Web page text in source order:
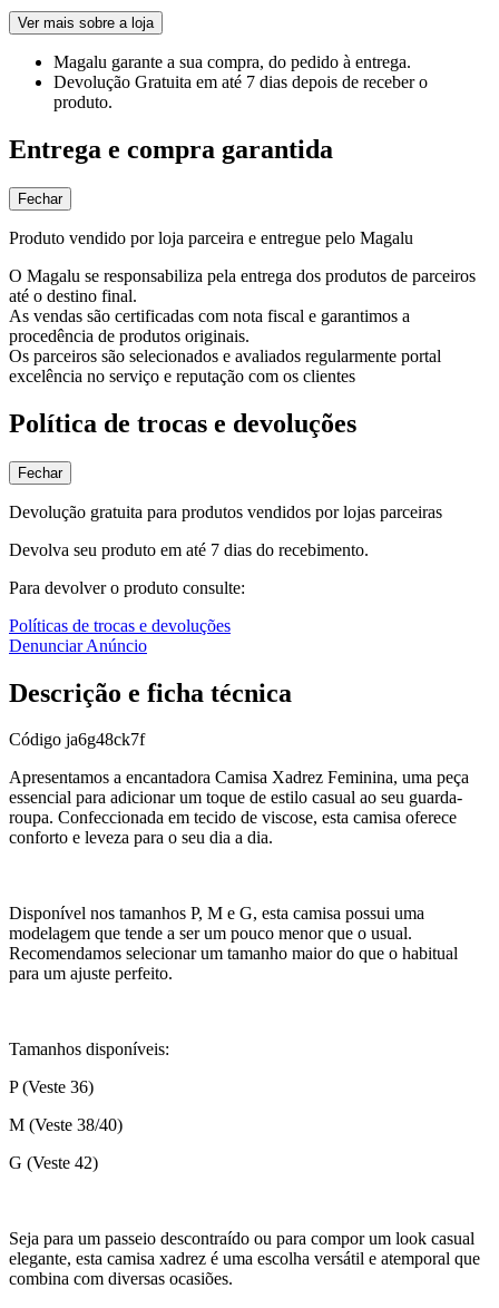
Ver mais sobre a loja
Magalu garante a sua compra, do pedido à entrega.
Devolução Gratuita em até 7 dias depois de receber o
produto.
Entrega e compra garantida
Fechar
Produto vendido por loja parceira e entregue pelo Magalu
O Magalu se responsabiliza pela entrega dos produtos de parceiros
até o destino final.
As vendas são certificadas com nota fiscal e garantimos a
procedência de produtos originais.
Os parceiros são selecionados e avaliados regularmente portal
excelência no serviço e reputação com os clientes
Política de trocas e devoluções
Fechar
Devolução gratuita para produtos vendidos por lojas parceiras
Devolva seu produto em até 7 dias do recebimento.
Para devolver o produto consulte:
Políticas de trocas e devoluções
Denunciar Anúncio
Descrição e ficha técnica
Código ja6g48ck7f
Apresentamos a encantadora Camisa Xadrez Feminina, uma peça
essencial para adicionar um toque de estilo casual ao seu guarda-
roupa. Confeccionada em tecido de viscose, esta camisa oferece
conforto e leveza para o seu dia a dia.
Disponível nos tamanhos P, M e G, esta camisa possui uma
modelagem que tende a ser um pouco menor que o usual.
Recomendamos selecionar um tamanho maior do que o habitual
para um ajuste perfeito.
Tamanhos disponíveis:
P (Veste 36)
M (Veste 38/40)
G (Veste 42)
Seja para um passeio descontraído ou para compor um look casual
elegante, esta camisa xadrez é uma escolha versátil e atemporal que
combina com diversas ocasiões.